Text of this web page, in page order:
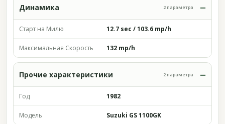
Динамика 2 параметра
Старт на Милю 12.7 sec / 103.6 mp/h
Максимальная Скорость 132 mp/h
Прочие характеристики 2 параметра
Год 1982
Модель Suzuki GS 1100GK